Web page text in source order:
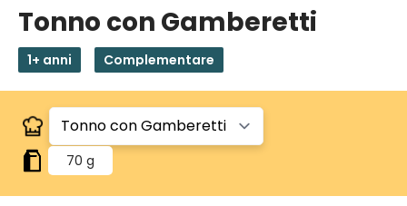
Tonno con Gamberetti
1+ anni Complementare
70 g